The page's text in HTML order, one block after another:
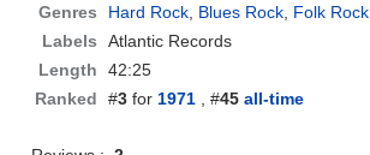
Genres
Hard Rock, Blues Rock, Folk Rock
Labels
Atlantic Records
Length
42:25
Ranked
#3 for1971 , #45 all-time